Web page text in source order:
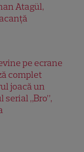
Atagül,
pe ecrane
complet
joacă un
serial „Bro”,